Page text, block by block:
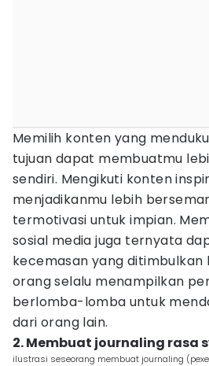
Memilih konten yang
tujuan dapat membuatmu
sendiri. Mengikuti konten
menjadikanmu lebih
termotivasi untuk impian.
sosial media juga ternyata
kecemasan yang ditimbulkan
orang selalu menampilkan
berlomba-lomba untuk
dari orang lain.
2. Membuat journaling rasa
ilustrasi seseorang membuat journaling